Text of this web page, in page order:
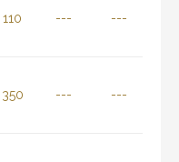
110 --- ---
350 --- ---